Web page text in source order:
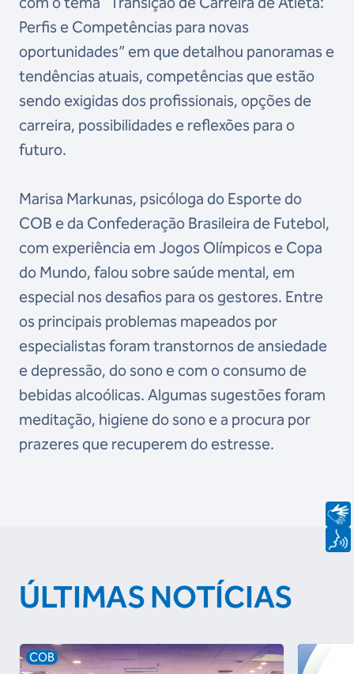
Perfis e Competências para novas
oportunidades” em que detalhou panoramas e
tendências atuais, competências que estão
sendo exigidas dos profissionais, opções de
carreira, possibilidades e reflexões para o
futuro.
Marisa Markunas, psicóloga do Esporte do
COB e da Confederação Brasileira de Futebol,
com experiência em Jogos Olímpicos e Copa
do Mundo, falou sobre saúde mental, em
especial nos desafios para os gestores. Entre
os principais problemas mapeados por
especialistas foram transtornos de ansiedade
e depressão, do sono e com o consumo de
bebidas alcoólicas. Algumas sugestões foram
meditação, higiene do sono e a procura por
prazeres que recuperem do estresse.
ÚLTIMAS NOTÍCIAS
COB